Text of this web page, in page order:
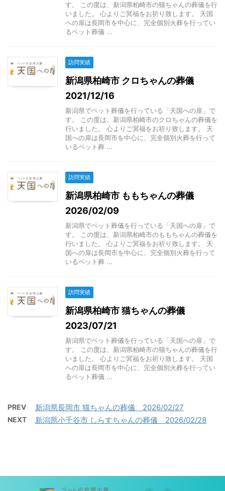
す。 この度は、新潟県柏崎市の猫ちゃんの葬儀を行
いました。 心よりご冥福をお祈り致します。 天国
への扉は長岡市を中心に、完全個別火葬を行ってい
るペット葬儀 ...
訪問実績
新潟県柏崎市 クロちゃんの葬儀
2021/12/16
新潟県でペット葬儀を行っている「天国への扉」で
す。 この度は、新潟県柏崎市のクロちゃんの葬儀を
行いました。 心よりご冥福をお祈り致します。 天
国への扉は長岡市を中心に、完全個別火葬を行って
いるペット葬 ...
訪問実績
新潟県柏崎市 ももちゃんの葬儀
2026/02/09
新潟県でペット葬儀を行っている「天国への扉」で
す。 この度は、新潟県柏崎市のももちゃんの葬儀を
行いました。 心よりご冥福をお祈り致します。 天
国への扉は長岡市を中心に、完全個別火葬を行って
いるペット葬 ...
訪問実績
新潟県柏崎市 猫ちゃんの葬儀
2023/07/21
新潟県でペット葬儀を行っている「天国への扉」で
す。 この度は、新潟県柏崎市の猫ちゃんの葬儀を行
いました。 心よりご冥福をお祈り致します。 天国
への扉は長岡市を中心に、完全個別火葬を行ってい
るペット葬儀 ...
PREV 新潟県長岡市 猫ちゃんの葬儀 2026/02/27
NEXT 新潟県小千谷市 しらすちゃんの葬儀 2026/02/28